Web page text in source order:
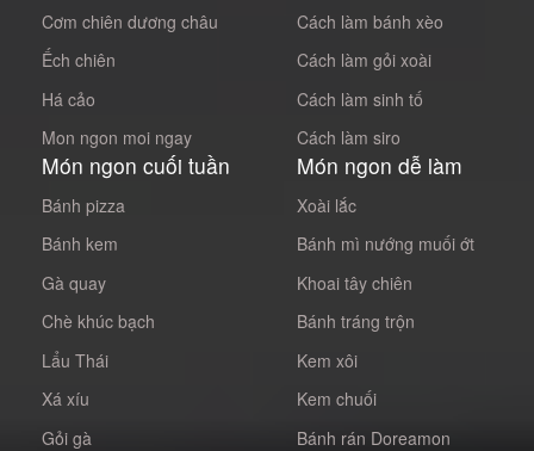
Cơm chiên dương châu
Ếch chiên
Há cảo
Mon ngon moi ngay
Cách làm bánh xèo
Cách làm gỏi xoài
Cách làm sinh tố
Cách làm siro
Món ngon cuối tuần
Bánh pizza
Bánh kem
Gà quay
Chè khúc bạch
Lẩu Thái
Xá xíu
Gỏi gà
Món ngon dễ làm
Xoài lắc
Bánh mì nướng muối ớt
Khoai tây chiên
Bánh tráng trộn
Kem xôi
Kem chuối
Bánh rán Doreamon